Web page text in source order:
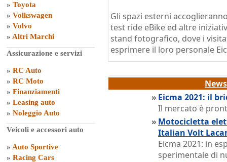
» Toyota
» Volkswagen
» Volvo
» Altri Marchi
Assicurazione e servizi
» RC Auto
» RC Moto
» Finanziamenti
» Leasing auto
» Noleggio Auto
Veicoli e accessori auto
» Auto Sportive
» Racing Cars
Gli spazi esterni
test ride eBike ed altre
stand fotografico, dove i
esprimere il loro personale
» Eicma 2021: il
Il mercato è
» Motocicletta
Italian Volt
Eicma 2021: in
sperimentale di